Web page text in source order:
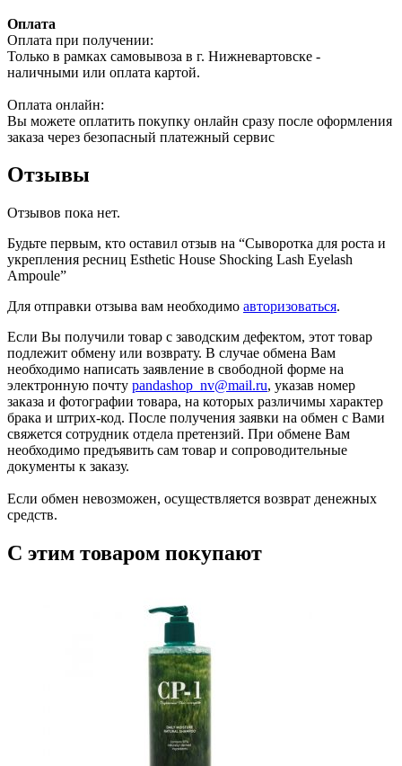
Оплата
Оплата при получении:
Только в рамках самовывоза в г. Нижневартовске -
наличными или оплата картой.
Оплата онлайн:
Вы можете оплатить покупку онлайн сразу после оформления
заказа через безопасный платежный сервис
Отзывы
Отзывов пока нет.
Будьте первым, кто оставил отзыв на “Сыворотка для роста и
укрепления ресниц Esthetic House Shocking Lash Eyelash
Ampoule”
Для отправки отзыва вам необходимо авторизоваться.
Если Вы получили товар с заводским дефектом, этот товар
подлежит обмену или возврату. В случае обмена Вам
необходимо написать заявление в свободной форме на
электронную почту pandashop_nv@mail.ru, указав номер
заказа и фотографии товара, на которых различимы характер
брака и штрих-код. После получения заявки на обмен с Вами
свяжется сотрудник отдела претензий. При обмене Вам
необходимо предъявить сам товар и сопроводительные
документы к заказу.
Если обмен невозможен, осуществляется возврат денежных
средств.
С этим товаром покупают